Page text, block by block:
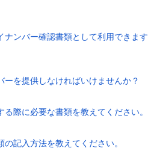
ナンバー確認書類として利用できます
ーを提供しなければいけませんか？
る際に必要な書類を教えてください。
記入方法を教えてください。